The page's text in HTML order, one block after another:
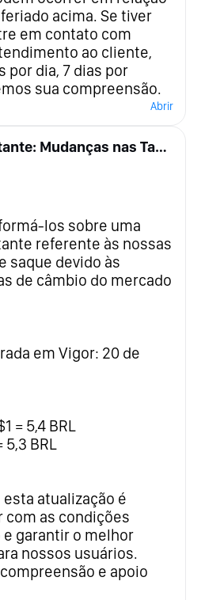
acima. Se tiver
em contato com
ao cliente,
por dia, 7 dias por
sua compreensão.
Abrir
Atualização Importante: Mudanças nas Taxas de Depósito e Saque
los sobre uma
referente às nossas
saque devido às
de câmbio do mercado
em Vigor: 20 de
= 5,4 BRL
5,3 BRL
atualização é
com as condições
garantir o melhor
nossos usuários.
e apoio